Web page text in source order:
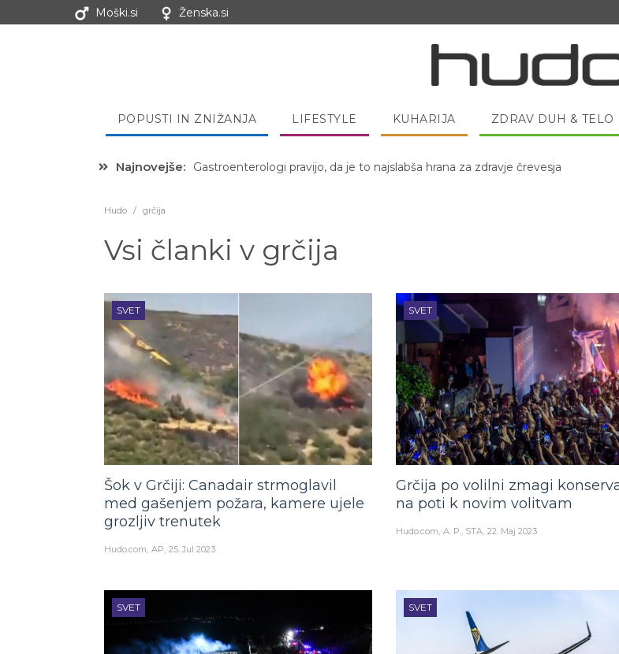
Moški.si Ženska.si
POPUSTI IN ZNIŽANJA LIFESTYLE KUHARIJA ZDRAV DUH & TELO
Najnovejše: Hibernacijska dieta: Zakaj je pred spanjem dobro pojesti žlico medu?
Hudo / grčija
Vsi članki v grčija
SVET
Šok v Grčiji: Canadair strmoglavil
med gašenjem požara, kamere ujele
grozljiv trenutek
Hudo.com AP 25. Jul 2023
SVET
Grčija po volilni zmagi
na poti k novim volitvam
Hudo.com A. P., STA 22. Maj 2023
SVET SVET